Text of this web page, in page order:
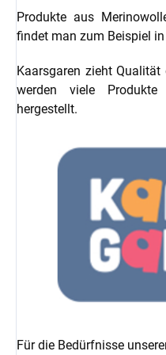
Produkte aus
findet man zum Beispiel
Kaarsgaren zieht
werden viele
hergestellt.
Für die Bedürfnisse